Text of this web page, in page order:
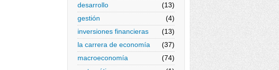
desarrollo
(13)
gestión
(4)
inversiones financieras
(13)
la carrera de economía
(37)
macroeconomía
(74)